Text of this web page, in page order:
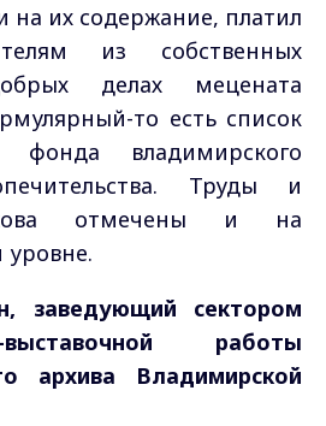
на их содержание, платил
из собственных
делах мецената
то есть список
владимирского
Труды и
отмечены и на
уровне.
заведующий сектором
выставочной работы
архива Владимирской